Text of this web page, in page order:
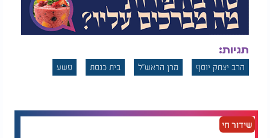
גם נשיא המדינה יצחק הרצוג הוסיף: "הצתת ספרי קודש
וריסוס צלבים - מעשה נתעב שפוגע בלב האמונה
היהודית. יש לפעול במהירות כדי למנוע את הישנות
המראות הקשים האלה".
תגיות:
הרב יצחק יוסף מרן הראש"ל בית כנסת פשע
שידור חי